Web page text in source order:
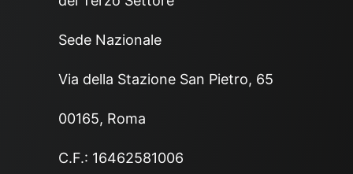
Sede Nazionale
Via della Stazione San Pietro, 65
00165, Roma
C.F.: 16462581006